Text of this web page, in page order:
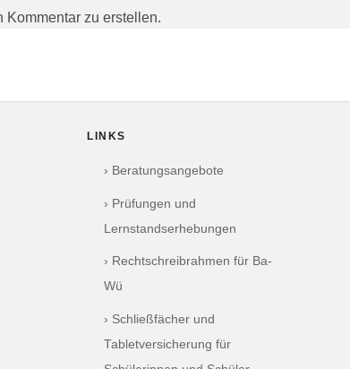
Kommentar zu erstellen.
LINKS
› Beratungsangebote
› Prüfungen und
Lernstandserhebungen
› Rechtschreibrahmen für Ba-
Wü
› Schließfächer und
Tabletversicherung für